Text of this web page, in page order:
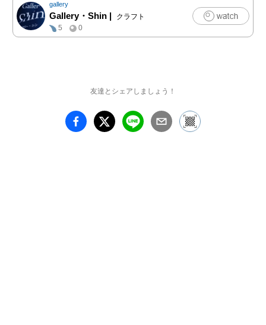
gallery
Gallery・Shin |
クラフト
5
0
友達とシェアしましょう！